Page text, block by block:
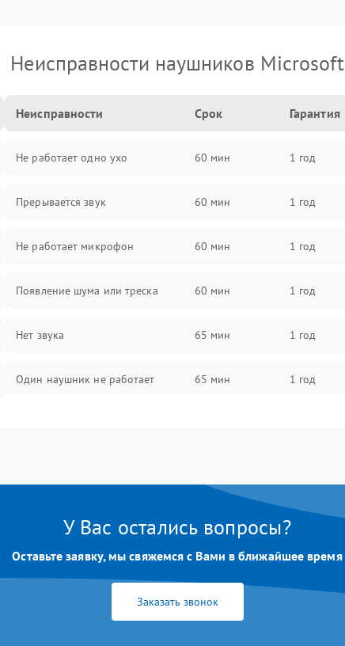
Неисправности наушников Microsoft
Неисправности Срок Гарантия
Не работает одно ухо 60 мин 1 год
Прерывается звук 60 мин 1 год
Не работает микрофон 60 мин 1 год
Появление шума или треска 60 мин 1 год
Нет звука 65 мин 1 год
Один наушник не работает 65 мин 1 год
1 год
У Вас остались вопросы?
Оставьте заявку, мы свяжемся с Вами в ближайшее время
Заказать звонок